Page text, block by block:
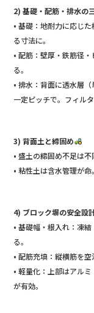
2) 基礎・配筋・排水の
• 基礎：地耐力に応じ
る寸法に。
• 配筋：壁厚・鉄筋径
る。
• 排水：背面に透水層
一定ピッチで。フィル
3) 背面土と締固め
• 盛土の締固め不足は
• 粘性土は含水管理が
4) ブロック塀の安全設
• 基礎幅・根入れ：凍
る。
• 配筋充填：縦横筋を
• 軽量化：上部はアル
が有効。